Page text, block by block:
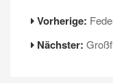
Vorherige:
Nächster: